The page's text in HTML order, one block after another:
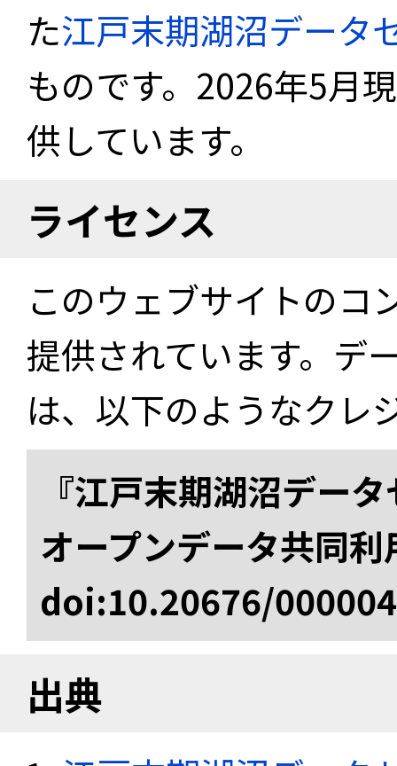
た江戸末期湖沼データ
ものです。2026年5月
供しています。
ライセンス
このウェブサイトのコ
提供されています。デ
は、以下のようなクレ
『江戸末期湖沼デー
オープンデータ共同
doi:10.20676/
出典